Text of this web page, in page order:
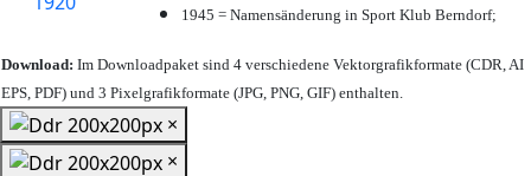
1945 = Namensänderung in Sport Klub Berndorf;
Download: Im Downloadpaket sind 4 verschiedene Vektorgrafikformate (CDR, AI
EPS, PDF) und 3 Pixelgrafikformate (JPG, PNG, GIF) enthalten.
×
×